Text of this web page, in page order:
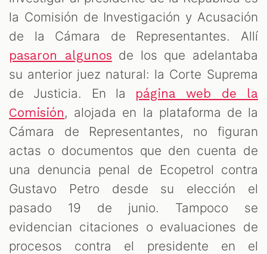
la Comisión de Investigación y Acusación
de la Cámara de Representantes. Allí
pasaron algunos de los que adelantaba
su anterior juez natural: la Corte Suprema
de Justicia. En la página web de la
Comisión, alojada en la plataforma de la
Cámara de Representantes, no figuran
actas o documentos que den cuenta de
una denuncia penal de Ecopetrol contra
Gustavo Petro desde su elección el
pasado 19 de junio. Tampoco se
evidencian citaciones o evaluaciones de
procesos contra el presidente en el